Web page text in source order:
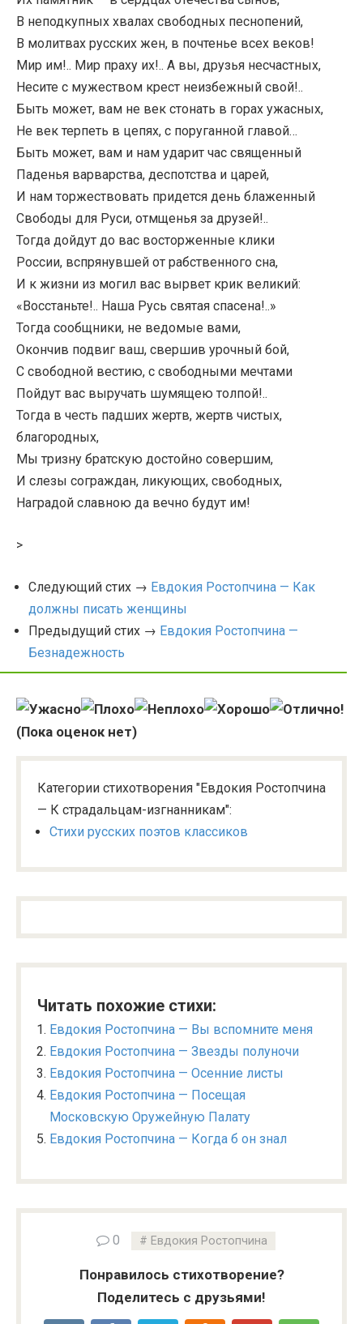
В неподкупных хвалах свободных песнопений,
В молитвах русских жен, в почтенье всех веков!
Мир им!.. Мир праху их!.. А вы, друзья несчастных,
Несите с мужеством крест неизбежный свой!..
Быть может, вам не век стонать в горах ужасных,
Не век терпеть в цепях, с поруганной главой…
Быть может, вам и нам ударит час священный
Паденья варварства, деспотства и царей,
И нам торжествовать придется день блаженный
Свободы для Руси, отмщенья за друзей!..
Тогда дойдут до вас восторженные клики
России, вспрянувшей от рабственного сна,
И к жизни из могил вас вырвет крик великий:
«Восстаньте!.. Наша Русь святая спасена!..»
Тогда сообщники, не ведомые вами,
Окончив подвиг ваш, свершив урочный бой,
С свободной вестию, с свободными мечтами
Пойдут вас выручать шумящею толпой!..
Тогда в честь падших жертв, жертв чистых,
благородных,
Мы тризну братскую достойно совершим,
И слезы сограждан, ликующих, свободных,
Наградой славною да вечно будут им!
>
Следующий стих → Евдокия Ростопчина — Как
должны писать женщины
Предыдущий стих → Евдокия Ростопчина —
Безнадежность
(Пока оценок нет)
Категории стихотворения "Евдокия Ростопчина
— К страдальцам-изгнанникам":
Стихи русских поэтов классиков
Читать похожие стихи:
Евдокия Ростопчина — Вы вспомните меня
Евдокия Ростопчина — Звезды полуночи
Евдокия Ростопчина — Осенние листы
Евдокия Ростопчина — Посещая
Московскую Оружейную Палату
Евдокия Ростопчина — Когда б он знал
0 Евдокия Ростопчина
Понравилось стихотворение?
Поделитесь с друзьями!